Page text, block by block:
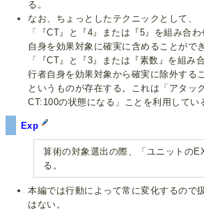
る。
なお、ちょっとしたテクニックとして、
「『CT』と『4』または『5』を組み合
自身を効果対象に確実に含めることができ
「『CT』と『3』または『素数』を組み
行者自身を効果対象から確実に除外する
というものが存在する。これは「アタッ
CT:100の状態になる」ことを利用してい
Exp
算術の対象選出の際、「ユニットの
る。
本編では行動によって常に変化するので
はない。